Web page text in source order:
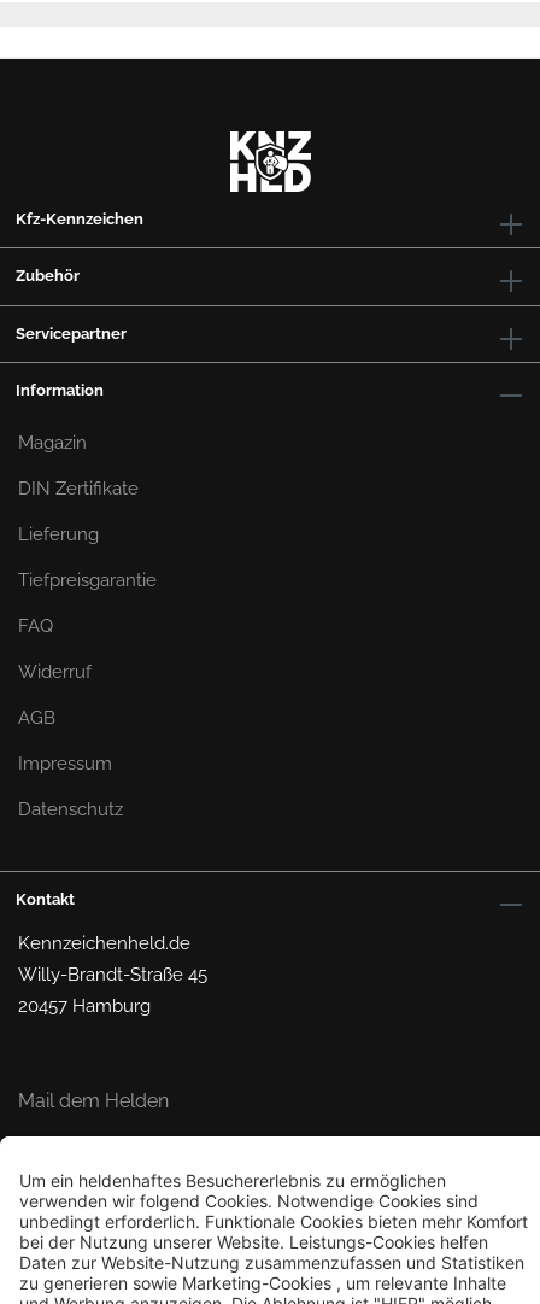
Kfz-Kennzeichen
Zubehör
Servicepartner
Information
Magazin
DIN Zertifikate
Lieferung
Tiefpreisgarantie
FAQ
Widerruf
AGB
Impressum
Datenschutz
Kontakt
Kennzeichenheld.de
Willy-Brandt-Straße 45
20457 Hamburg
Mail dem Helden
Bestellung widerrufen